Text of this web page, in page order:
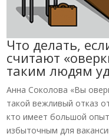
Что делать,
считают
таким людям
Анна Соколова «Вы
такой вежливый отказ
кто имеет большой
избыточным для